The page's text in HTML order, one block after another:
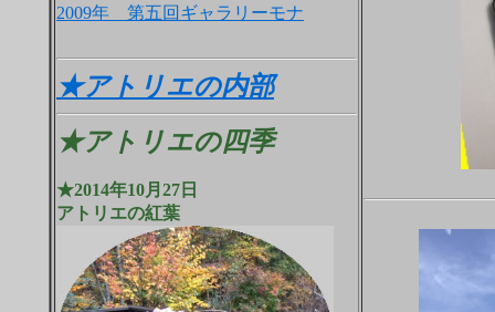
2009年 第五回ギャラリーモナ
★アトリエの内部
★アトリエの四季
★2014年10月27日
アトリエの紅葉